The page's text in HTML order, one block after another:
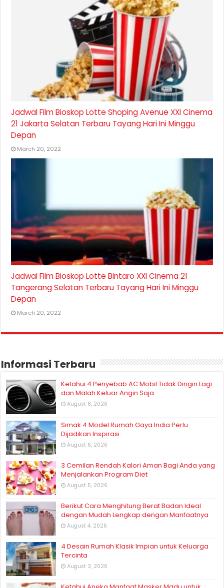
Jadwal Film Bioskop Lotte Shoping Avenue XXI Cinema
21 Jakarta Selatan Terbaru Tayang Hari Ini Minggu
Depan
March 20, 2022
Jadwal Film Bioskop Lotte Bintaro XXI Cinema 21
Tangerang Selatan Terbaru Tayang Hari Ini Minggu
Depan
March 20, 2022
Informasi Terbaru
Ketahui 4 Penyebab AC Mobil Tidak Dingin Lagi
dan Malah Keluar Angin Saja
August 8, 2026
Simak 4 Model Rumah Gaya India Perlu
Dijadikan Inspirasi
August 6, 2026
3 Cemilan Rendah Kalori Aman Bagi Anda yang
Menjalankan Program Diet
August 5, 2026
Berikut Cara Menghitung Berat Badan Ideal
dengan Mudah Lengkap dengan Manfaatnya
August 4, 2026
4 Desain Rumah Klasik Impian untuk Keluarga
Tercinta
August 3, 2026